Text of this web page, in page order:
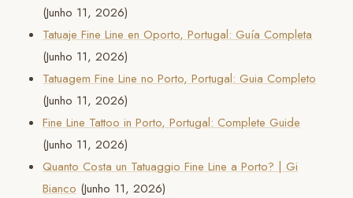
(Junho 11, 2026)
Tatuaje Fine Line en Oporto, Portugal: Guía Completa
(Junho 11, 2026)
Tatuagem Fine Line no Porto, Portugal: Guia Completo
(Junho 11, 2026)
Fine Line Tattoo in Porto, Portugal: Complete Guide
(Junho 11, 2026)
Quanto Costa un Tatuaggio Fine Line a Porto? | Gi
Bianco (Junho 11, 2026)